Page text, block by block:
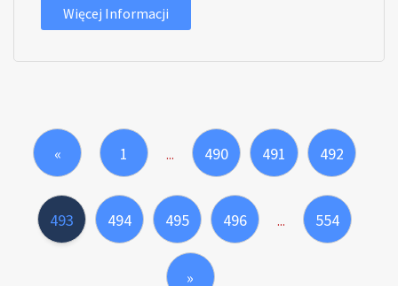
Więcej Informacji
« 1 ... 490 491 492
493 494 495 496 ... 554
»